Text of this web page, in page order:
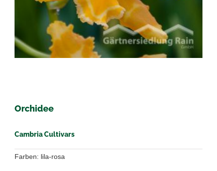
Orchidee
Cambria Cultivars
Farben: lila-rosa